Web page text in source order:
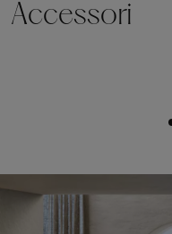
Accessori